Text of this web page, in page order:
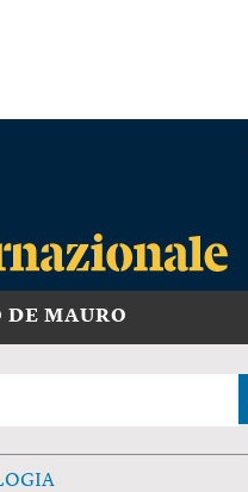
DE MAURO